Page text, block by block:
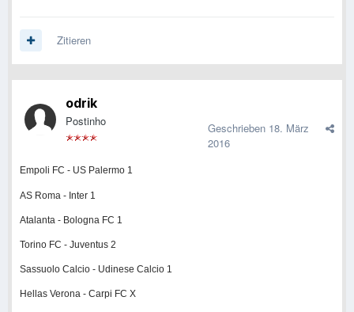
Zitieren
odrik
Postinho Geschrieben 18. März
2016
Empoli FC - US Palermo 1
AS Roma - Inter 1
Atalanta - Bologna FC 1
Torino FC - Juventus 2
Sassuolo Calcio - Udinese Calcio 1
Hellas Verona - Carpi FC X